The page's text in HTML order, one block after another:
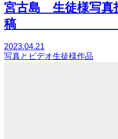
宮古島 生徒様写真
2023.04.21
写真とビデオ生徒様作品